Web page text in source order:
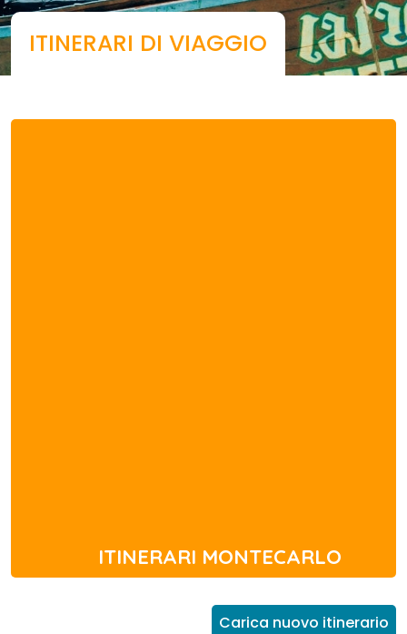
ITINERARI DI VIAGGIO
ITINERARI MONTECARLO
Carica nuovo itinerario